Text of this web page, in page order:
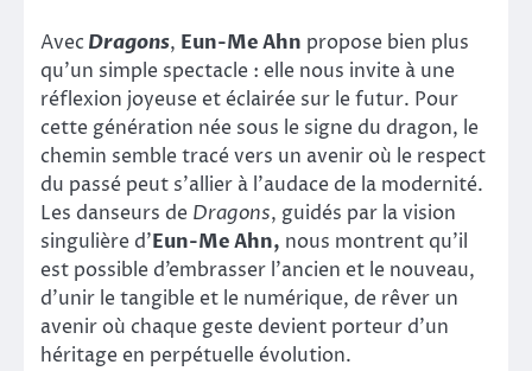
AvecDragons, Eun-Me Ahn propose bien plus
qu’un simple spectacle : elle nous invite à une
réflexion joyeuse et éclairée sur le futur. Pour
cette génération née sous le signe du dragon, le
chemin semble tracé vers un avenir où le respect
du passé peut s’allier à l’audace de la modernité.
Les danseurs de Dragons, guidés par la vision
singulière d’Eun-Me Ahn, nous montrent qu’il
est possible d’embrasser l’ancien et le nouveau,
d’unir le tangible et le numérique, de rêver un
avenir où chaque geste devient porteur d’un
héritage en perpétuelle évolution.